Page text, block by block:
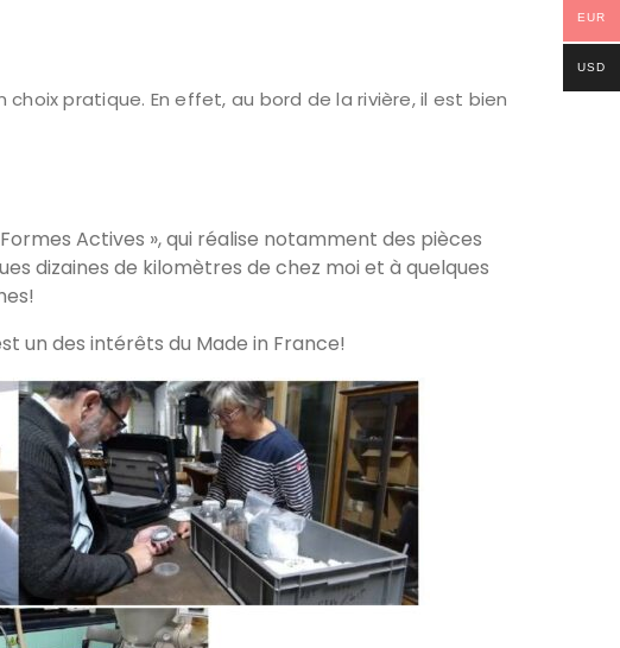
pratique. En effet, au bord de la rivière, il est bien
Actives », qui réalise notamment des pièces
dizaines de kilomètres de chez moi et à quelques
un des intérêts du Made in France!
EUR
USD